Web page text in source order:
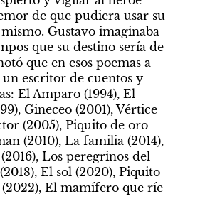
de que pudiera usar su
Gustavo imaginaba
que su destino sería de
que en esos poemas a
un escritor de cuentos y
El Amparo (1994), El
Gineceo (2001), Vértice
(2005), Piquito de oro
(2010), La familia (2014),
Los peregrinos del
El sol (2020), Piquito
(2022), El mamífero que ríe